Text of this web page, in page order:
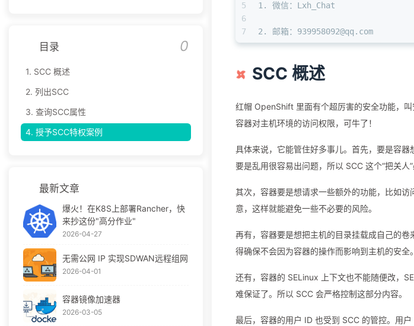
5
6
7
1. 微信：Lxh_Chat
2. 邮箱：939958092@qq.com
SCC 概述
红帽 OpenShift 里面有个超厉害的安全功能，
容器对主机环境的访问权限，可牛了！
具体来说，它能管住好多事儿。首先，要是容器
要是乱用很容易出问题，所以 SCC 这个“把关人”
其次，容器要是想请求一些额外的功能，比如
意，这样就能避免一些不必要的风险。
再有，容器要是想把主机的目录挂载成自己的卷
得确保不会因为容器的操作而影响到主机的安全。
还有，容器的 SELinux 上下文也不能随便改，
难保证了。所以 SCC 会严格控制这部分内容。
最后，容器的用户 ID 也受到 SCC 的管控。用
目录 0
1. SCC 概述
2. 列出SCC
3. 查询SCC属性
4. 授予SCC特权案例
最新文章
爆火！在K8S上部署Rancher，快
来抄这份"高分作业"
2026-04-27
无需公网 IP 实现SDWAN远程组网
2026-04-01
容器镜像加速器
2026-03-05